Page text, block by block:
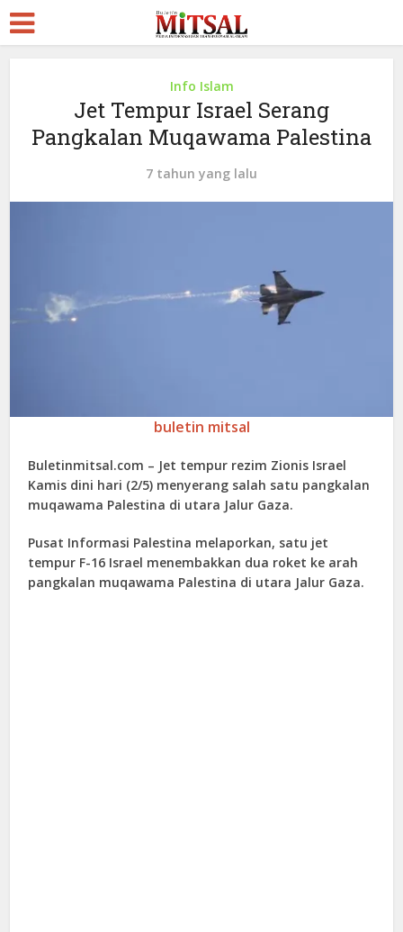
Info Islam
Jet Tempur Israel Serang
Pangkalan Muqawama Palestina
7 tahun yang lalu
buletin mitsal
Buletinmitsal.com – Jet tempur rezim Zionis Israel
Kamis dini hari (2/5) menyerang salah satu pangkalan
muqawama Palestina di utara Jalur Gaza.
Pusat Informasi Palestina melaporkan, satu jet
tempur F-16 Israel menembakkan dua roket ke arah
pangkalan muqawama Palestina di utara Jalur Gaza.